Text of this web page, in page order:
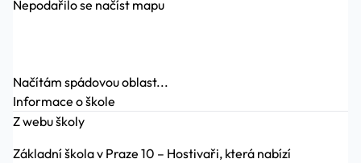
Nepodařilo se načíst mapu
Načítám spádovou oblast...
Informace o škole
Z webu školy
Základní škola v Praze 10 – Hostivaři, která nabízí